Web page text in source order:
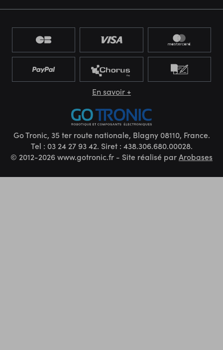
En savoir +
Go Tronic, 35 ter route nationale, Blagny 08110, France.
Tel : 03 24 27 93 42. Siret : 438.306.680.00028.
© 2012-2026 www.gotronic.fr - Site réalisé parArobases